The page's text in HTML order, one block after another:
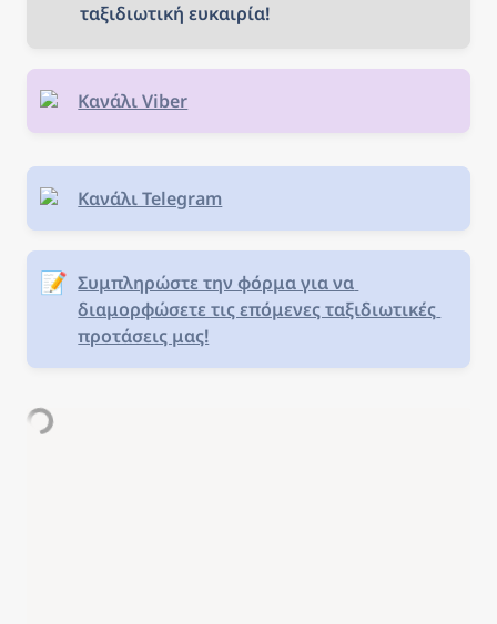
ταξιδιωτική ευκαιρία!
Κανάλι Viber
Κανάλι Telegram
📝 Συμπληρώστε την φόρμα για να
διαμορφώσετε τις επόμενες ταξιδιωτικές
προτάσεις μας!